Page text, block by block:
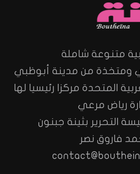
متنوعة شاملة
ومتخذة من مدينة أبوظبي
المتحدة مركزا رئيسيا لها
رياض مرعي
التحرير بثينة جبنون
فاروق نصر